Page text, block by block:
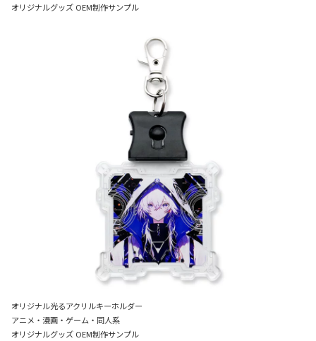
オリジナルグッズ OEM制作サンプル
オリジナル光るアクリルキーホルダー
アニメ・漫画・ゲーム・同人系
オリジナルグッズ OEM制作サンプル